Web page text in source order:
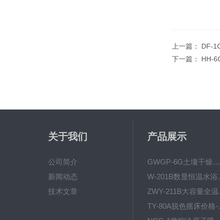
上一篇： DF-
下一篇： HH-
关于我们
公司简介
新闻动态
技术文章
产品展示
GWGP-6G土壤干燥柜-干燥箱/干燥机
W-
TY-